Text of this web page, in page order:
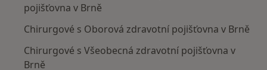
pojišťovna v Brně
Chirurgové s Oborová zdravotní pojišťovna v Brně
Chirurgové s Všeobecná zdravotní pojišťovna v
Brně